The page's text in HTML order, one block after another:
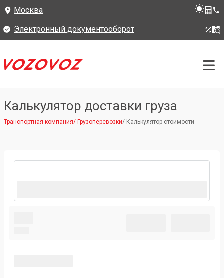
Москва
Электронный документооборот
Калькулятор доставки груза
Транспортная компания/ Грузоперевозки/ Калькулятор стоимости